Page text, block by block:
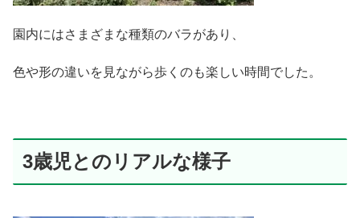
園内にはさまざまな種類のバラがあり、
色や形の違いを見ながら歩くのも楽しい時間でした。
3歳児とのリアルな様子